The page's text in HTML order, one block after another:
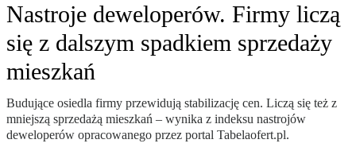
Nastroje deweloperów. Firmy liczą
się z dalszym spadkiem sprzedaży
mieszkań
Budujące osiedla firmy przewidują stabilizację cen. Liczą się też z
mniejszą sprzedażą mieszkań – wynika z indeksu nastrojów
deweloperów opracowanego przez portal Tabelaofert.pl.